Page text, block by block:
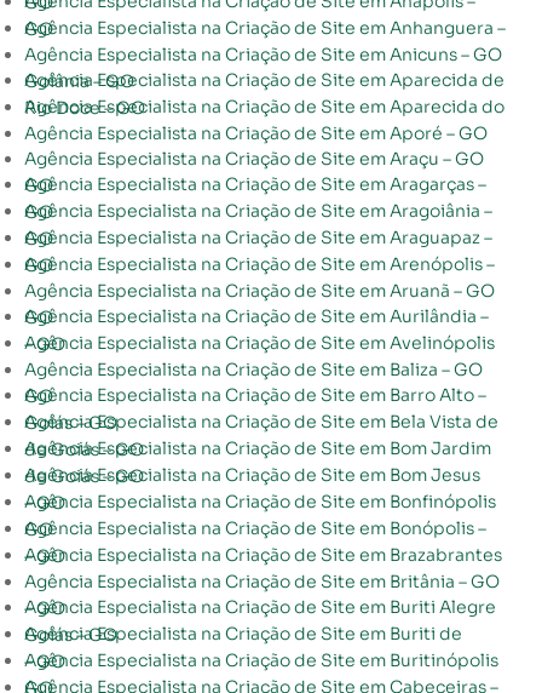
Agência Especialista na Criação de Site em Anhanguera – GO
Agência Especialista na Criação de Site em Anicuns – GO
Agência Especialista na Criação de Site em Aparecida de Goiânia – GO
Agência Especialista na Criação de Site em Aparecida do Rio Doce – GO
Agência Especialista na Criação de Site em Aporé – GO
Agência Especialista na Criação de Site em Araçu – GO
Agência Especialista na Criação de Site em Aragarças – GO
Agência Especialista na Criação de Site em Aragoiânia – GO
Agência Especialista na Criação de Site em Araguapaz – GO
Agência Especialista na Criação de Site em Arenópolis – GO
Agência Especialista na Criação de Site em Aruanã – GO
Agência Especialista na Criação de Site em Aurilândia – GO
Agência Especialista na Criação de Site em Avelinópolis – GO
Agência Especialista na Criação de Site em Baliza – GO
Agência Especialista na Criação de Site em Barro Alto – GO
Agência Especialista na Criação de Site em Bela Vista de Goiás – GO
Agência Especialista na Criação de Site em Bom Jardim de Goiás – GO
Agência Especialista na Criação de Site em Bom Jesus de Goiás – GO
Agência Especialista na Criação de Site em Bonfinópolis – GO
Agência Especialista na Criação de Site em Bonópolis – GO
Agência Especialista na Criação de Site em Brazabrantes – GO
Agência Especialista na Criação de Site em Britânia – GO
Agência Especialista na Criação de Site em Buriti Alegre – GO
Agência Especialista na Criação de Site em Buriti de Goiás – GO
Agência Especialista na Criação de Site em Buritinópolis – GO
Agência Especialista na Criação de Site em Cabeceiras – GO